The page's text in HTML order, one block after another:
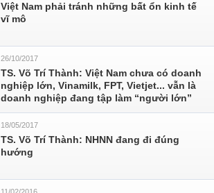
Việt Nam phải tránh những bất ổn kinh tế
vĩ mô
26/10/2017
TS. Võ Trí Thành: Việt Nam chưa có doanh
nghiệp lớn, Vinamilk, FPT, Vietjet... vẫn là
doanh nghiệp đang tập làm “người lớn”
18/05/2017
TS. Võ Trí Thành: NHNN đang đi đúng
hướng